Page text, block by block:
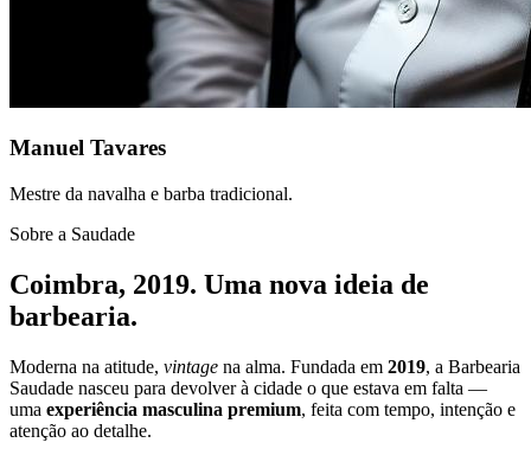
Manuel Tavares
Mestre da navalha e barba tradicional.
Sobre a Saudade
Coimbra, 2019. Uma nova ideia de
barbearia.
Moderna na atitude, vintage na alma. Fundada em 2019, a Barbearia
Saudade nasceu para devolver à cidade o que estava em falta —
uma experiência masculina premium, feita com tempo, intenção e
atenção ao detalhe.